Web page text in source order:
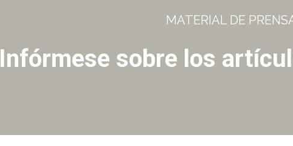
MATERIAL DE
Infórmese sobre los